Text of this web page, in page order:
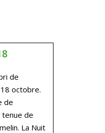
de
octobre.
de
tenue de
La Nuit